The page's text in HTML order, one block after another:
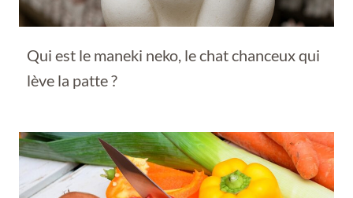
Qui est le maneki neko, le chat chanceux qui
lève la patte ?